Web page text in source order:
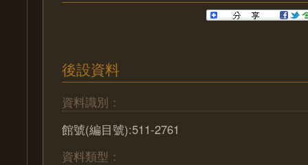
後設資料
資料識別：
館號(編目號):511-2761
資料類型：